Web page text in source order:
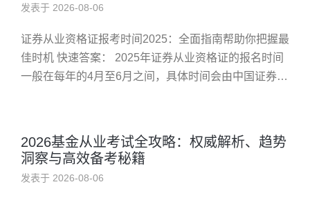
发表于 2026-08-06
证券从业资格证报考时间2025：全面指南帮助你把握最
佳时机 快速答案： 2025年证券从业资格证的报名时间
一般在每年的4月至6月之间，具体时间会由中国证券业
2026基金从业考试全攻略：权威解析、趋势
洞察与高效备考秘籍
发表于 2026-08-06